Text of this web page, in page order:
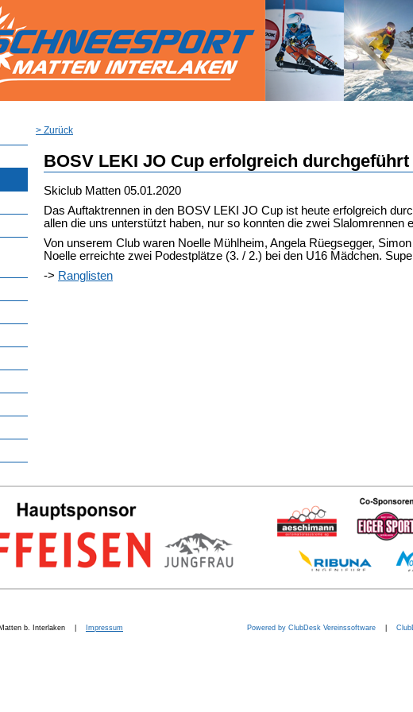
> Zurück
BOSV LEKI JO Cup erfolgreich durchgeführt
Skiclub Matten 05.01.2020
Das Auftaktrennen in den BOSV LEKI JO Cup ist heute erfolgreich
allen die uns unterstützt haben, nur so konnten die zwei Slalomrennen
Von unserem Club waren Noelle Mühlheim, Angela Rüegsegger,
Noelle erreichte zwei Podestplätze (3. / 2.) bei den U16 Mädchen.
-> Ranglisten
Matten b. Interlaken | Impressum Powered by ClubDesk Vereinssoftware|